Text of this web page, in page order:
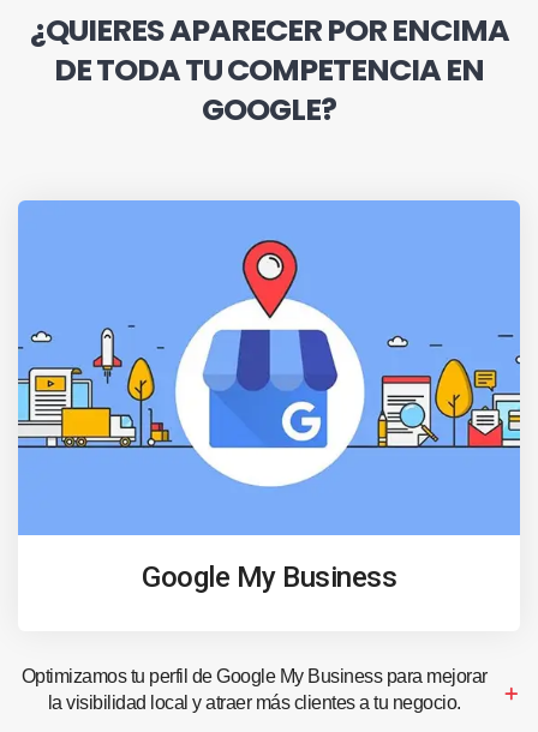
¿QUIERES APARECER POR ENCIMA
DE TODA TU COMPETENCIA EN
GOOGLE?
Google My Business
Optimizamos tu perfil de Google My Business para mejorar
la visibilidad local y atraer más clientes a tu negocio.